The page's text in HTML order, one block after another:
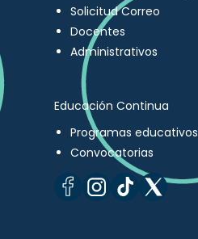
Solicitud Correo
Docentes
Administrativos
Educación Continua
Programas educativos
Convocatorias